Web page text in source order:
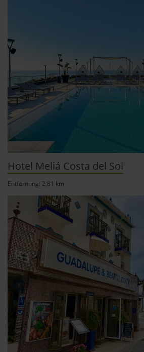
Datenschutzerklärung|Impressum
Hotel Meliá Costa del Sol
Entfernung: 2,81 km